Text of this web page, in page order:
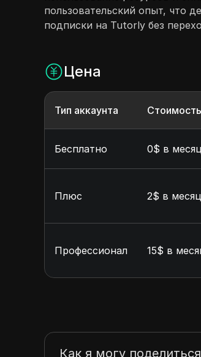
пользовательский опыт, что
подписки на Tutorly без
Цена
Тип аккаунта Стоимость
Бесплатно 0$ в
Плюс 2$ в месяц
Профессионал 15$ в
Как я могу